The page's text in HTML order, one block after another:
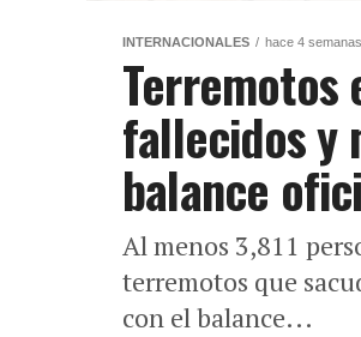
INTERNACIONALES hace 4 semanas
Terremotos
fallecidos y
balance
Al menos 3,811
terremotos que
con el balance...